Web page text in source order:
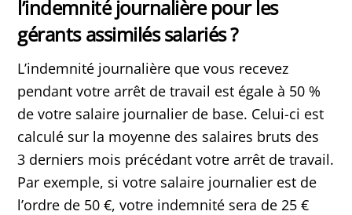
l’indemnité journalière pour les
gérants assimilés salariés ?
L’indemnité journalière que vous recevez
pendant votre arrêt de travail est égale à 50 %
de votre salaire journalier de base. Celui-ci est
calculé sur la moyenne des salaires bruts des
3 derniers mois précédant votre arrêt de travail.
Par exemple, si votre salaire journalier est de
l’ordre de 50 €, votre indemnité sera de 25 €